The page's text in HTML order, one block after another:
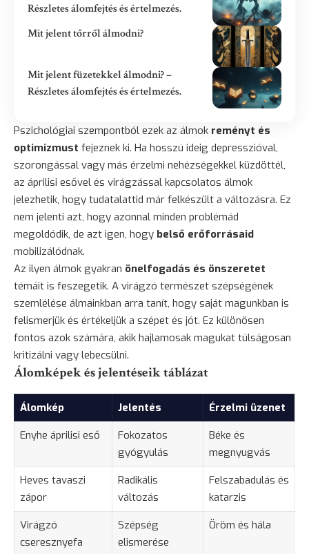
Részletes álomfejtés és értelmezés.
Mit jelent tőrről álmodni?
Mit jelent füzetekkel álmodni? –
Részletes álomfejtés és értelmezés.
Pszichológiai szempontból ezek az álmok reményt és
optimizmust fejeznek ki. Ha hosszú ideig depresszióval,
szorongással vagy más érzelmi nehézségekkel küzdöttél,
az áprilisi esővel és virágzással kapcsolatos álmok
jelezhetik, hogy tudatalattid már felkészült a változásra. Ez
nem jelenti azt, hogy azonnal minden problémád
megoldódik, de azt igen, hogy belső erőforrásaid
mobilizálódnak.
Az ilyen álmok gyakran önelfogadás és önszeretet
témáit is feszegetik. A virágzó természet szépségének
szemlélése álmainkban arra tanít, hogy saját magunkban is
felismerjük és értékeljük a szépet és jót. Ez különösen
fontos azok számára, akik hajlamosak magukat túlságosan
kritizálni vagy lebecsülni.
Álomképek és jelentéseik táblázat
Álomkép Jelentés
Érzelmi üzenet
Enyhe áprilisi eső
Fokozatos
gyógyulás
Béke és
megnyugvás
Heves tavaszi
zápor
Radikális
változás
Felszabadulás és
katarzis
Virágzó
cseresznyefa
Szépség
elismerése
Öröm és hála